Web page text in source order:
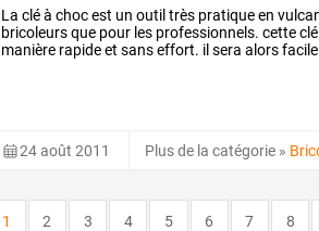
La cléà chocest un outiltrès pratiqueen
bricoleursque pour les professionnels. cetteclé
manière rapideet sanseffort. ilsera alorsfacile
24 août 2011 Plus de la catégorie »
1 2 3 4 5 6 7 8